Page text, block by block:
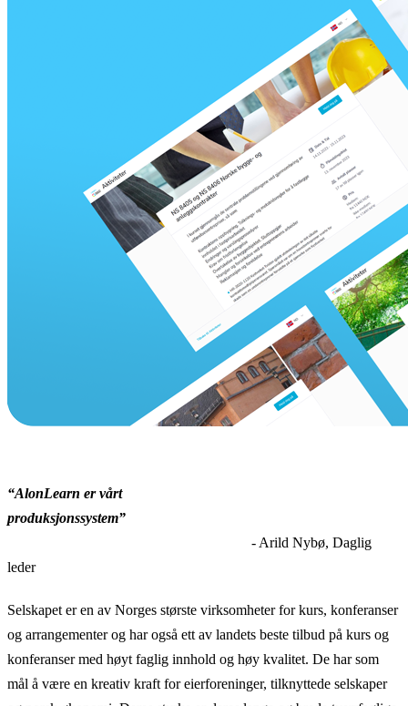
“AlonLearn er vårt
produksjonssystem”
- Arild Nybø, Daglig
leder
Selskapet er en av Norges største virksomheter for kurs, konferanser
og arrangementer og har også ett av landets beste tilbud på kurs og
konferanser med høyt faglig innhold og høy kvalitet. De har som
mål å være en kreativ kraft for eierforeninger, tilknyttede selskaper